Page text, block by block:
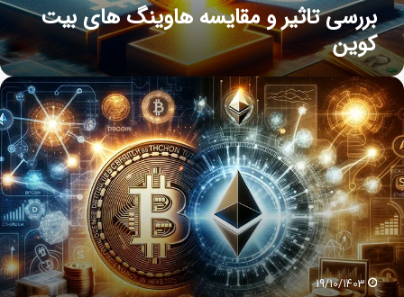
بررسی تاثیر و مقایسه هاوینگ های بیت
کوین
19/10/1403